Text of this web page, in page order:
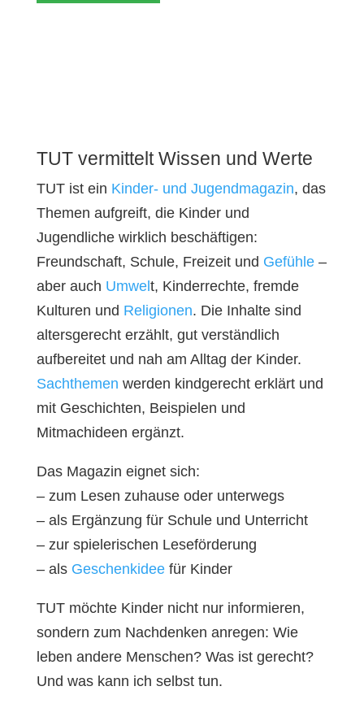
TUT vermittelt Wissen und Werte
TUT ist ein Kinder- und Jugendmagazin, das
Themen aufgreift, die Kinder und
Jugendliche wirklich beschäftigen:
Freundschaft, Schule, Freizeit und Gefühle–
aber auch Umwel t, Kinderrechte, fremde
Kulturen und Religionen. Die Inhalte sind
altersgerecht erzählt, gut verständlich
aufbereitet und nah am Alltag der Kinder.
Sachthemen werden kindgerecht erklärt und
mit Geschichten, Beispielen und
Mitmachideen ergänzt.
Das Magazin eignet sich:
– zum Lesen zuhause oder unterwegs
– als Ergänzung für Schule und Unterricht
– zur spielerischen Leseförderung
– als Geschenkideefür Kinder
TUT möchte Kinder nicht nur informieren,
sondern zum Nachdenken anregen: Wie
leben andere Menschen? Was ist gerecht?
Und was kann ich selbst tun.